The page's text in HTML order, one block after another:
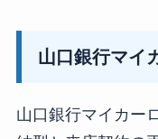
山口銀行マイ
山口銀行マイカー